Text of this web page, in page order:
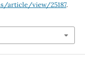
article/view/25187.